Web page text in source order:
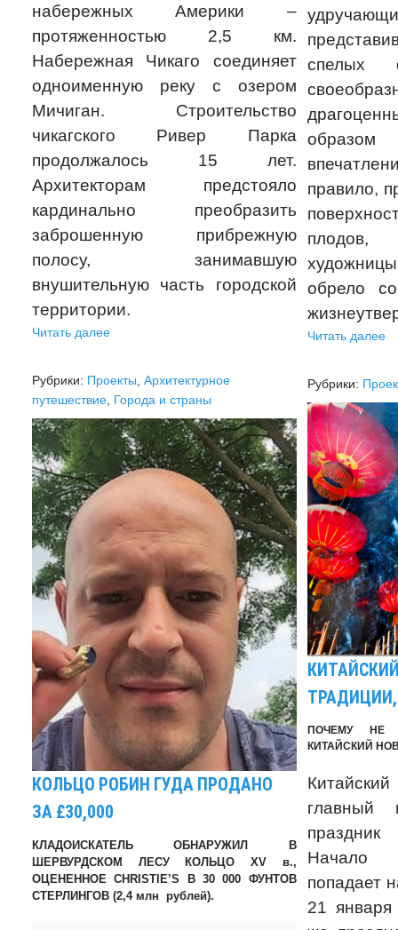
набережных Америки –
протяженностью 2,5 км.
Набережная Чикаго соединяет
одноименную реку с озером
Мичиган. Строительство
чикагского Ривер Парка
продолжалось 15 лет.
Архитекторам предстояло
кардинально преобразить
заброшенную прибрежную
полосу, занимавшую
внушительную часть городской
территории.
Читать далее
Рубрики: Проекты Архитектурное
путешествие, Города и страны
спелых
правило,
обрело
Читать далее
Рубрики:
ПОЧЕМУ НЕ
КИТАЙСКИЙ
главный
Начало
попадает
21
КОЛЬЦО РОБИН ГУДА ПРОДАНО
ЗА £30,000
КЛАДОИСКАТЕЛЬ ОБНАРУЖИЛ В
ШЕРВУРДСКОМ ЛЕСУ КОЛЬЦО XV в.,
ОЦЕНЕННОЕ CHRISTIE’S В 30 000 ФУНТОВ
СТЕРЛИНГОВ (2,4 млн рублей).